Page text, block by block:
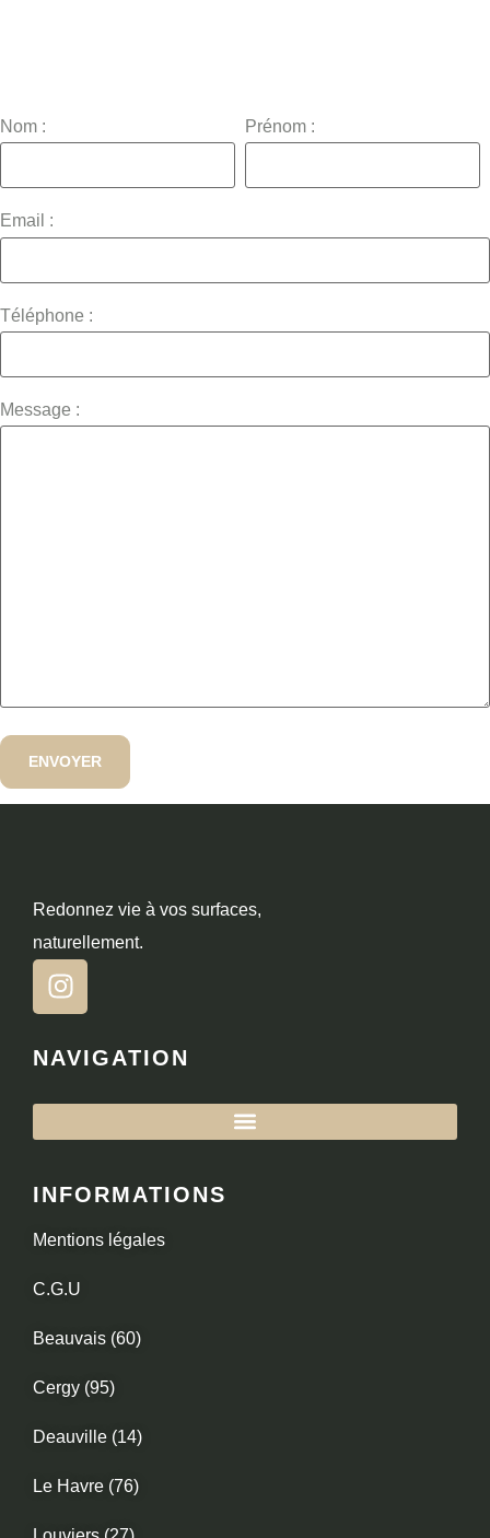
Nom : Prénom :
Email :
Téléphone :
Message :
Redonnez vie à vos surfaces,
naturellement.
NAVIGATION
INFORMATIONS
Mentions légales
C.G.U
Beauvais (60)
Cergy (95)
Deauville (14)
Le Havre (76)